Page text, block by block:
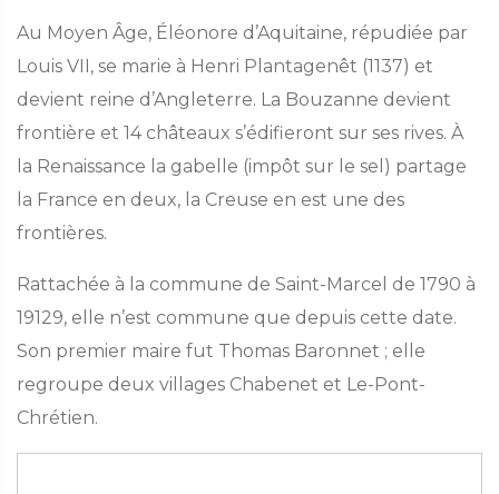
Au Moyen Âge, Éléonore d’Aquitaine, répudiée par
Louis VII, se marie à Henri Plantagenêt (1137) et
devient reine d’Angleterre. La Bouzanne devient
frontière et 14 châteaux s’édifieront sur ses rives. À
la Renaissance la gabelle (impôt sur le sel) partage
la France en deux, la Creuse en est une des
frontières.
Rattachée à la commune de Saint-Marcel de 1790 à
19129, elle n’est commune que depuis cette date.
Son premier maire fut Thomas Baronnet ; elle
regroupe deux villages Chabenet et Le-Pont-
Chrétien.